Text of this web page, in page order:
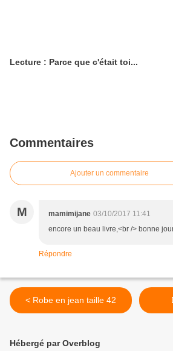
Lecture : Parce que c'était toi...
Commentaires
Ajouter un commentaire
M mamimijane 03/10/2017 11:41
encore un beau livre,<br /> bonne
Répondre
< Robe en jean taille 42
Hébergé par Overblog